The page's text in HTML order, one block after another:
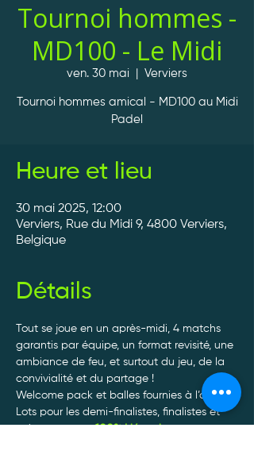
Tournoi hommes -
MD100 - Le Midi
ven. 30 mai Verviers
Tournoi hommes amical - MD100 au Midi
Padel
Heure et lieu
30 mai 2025, 12:00
Verviers, Rue du Midi 9, 4800 Verviers,
Belgique
Détails
Tout se joue en un après-midi, 4 matchs
garantis par équipe, un format revisité, une
ambiance de feu, et surtout du jeu, de la
convivialité et du partage !
Welcome pack et balles fournies à l’arrivée.
Lots pour les demi-finalistes, finalistes et